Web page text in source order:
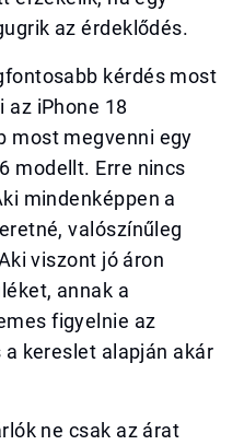
az érdeklődés.
kérdés most
az iPhone 18
most megvenni egy
modellt. Erre nincs
mindenképpen a
valószínűleg
viszont jó áron
annak a
figyelnie az
kereslet alapján akár
ne csak az árat